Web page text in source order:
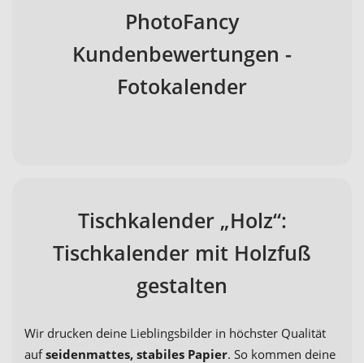
PhotoFancy
Kundenbewertungen -
Fotokalender
Tischkalender „Holz“:
Tischkalender mit Holzfuß
gestalten
Wir drucken deine Lieblingsbilder in höchster Qualität
aufseidenmattes, stabiles Papier. So kommen deine